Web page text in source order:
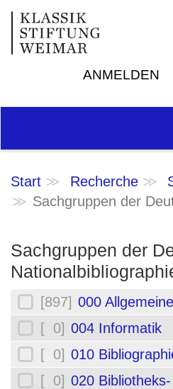
ANMELDEN
Start Recherche
Sachgruppen der
Sachgruppen der
[897] 000
[ 0] 004 Informatik
[ 0] 010
[ 0] 020 Bibliotheks-